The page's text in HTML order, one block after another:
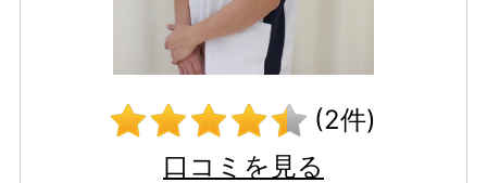
(2件)
口コミを見る